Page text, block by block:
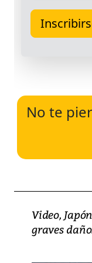
No te
Video,
graves